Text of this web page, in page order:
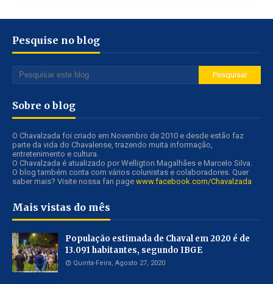
Pesquise no blog
Sobre o blog
O Chavalzada foi criado em Novembro de 2010 e desde estão faz
parte da vida do Chavalense, trazendo muita informação,
entretenimento e cultura.
O Chavalzada é atualizado por Welligton Magalhães e Marcelo Silva.
O blog também conta com vários colunistas e colaboradores. Quer
saber mais? Visite nossa fan page www.facebook.com/Chavalzada
Mais vistas do mês
População estimada de Chaval em 2020 é de
13.091 habitantes, segundo IBGE
Quinta-Feira, Agosto 27, 2020